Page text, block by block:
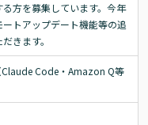
方を募集しています。今年
トアップデート機能等の追
きます。
Code・Amazon Q等